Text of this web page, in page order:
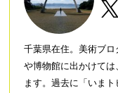
千葉県在住。美術ブ
や博物館に出かけて
ます。過去に「いま